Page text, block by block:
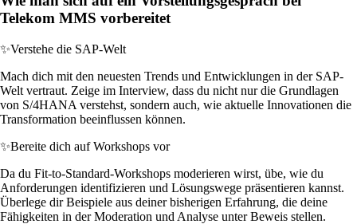
Telekom MMS vorbereitet
✨Verstehe die SAP-Welt
Mach dich mit den neuesten Trends und Entwicklungen in der SAP-
Welt vertraut. Zeige im Interview, dass du nicht nur die Grundlagen
von S/4HANA verstehst, sondern auch, wie aktuelle Innovationen die
Transformation beeinflussen können.
✨Bereite dich auf Workshops vor
Da du Fit-to-Standard-Workshops moderieren wirst, übe, wie du
Anforderungen identifizieren und Lösungswege präsentieren kannst.
Überlege dir Beispiele aus deiner bisherigen Erfahrung, die deine
Fähigkeiten in der Moderation und Analyse unter Beweis stellen.